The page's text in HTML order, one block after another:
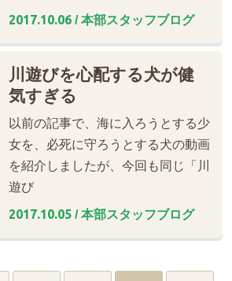
2017.10.06 / 本部スタッフブログ
川遊びを心配する犬が健
気すぎる
以前の記事で、海に入ろうとする少
女を、必死に守ろうとする犬の動画
を紹介しましたが、今回も同じ「川
遊び
2017.10.05 / 本部スタッフブログ